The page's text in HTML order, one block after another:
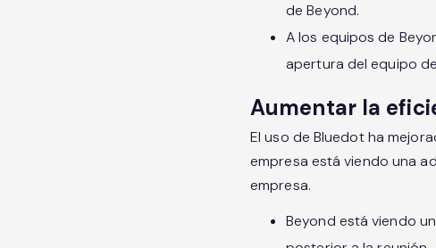
de Beyond.
A los equipos de
apertura del equipo
Aumentar la
El uso de Bluedot ha
empresa está viendo una
empresa.
Beyond está viendo